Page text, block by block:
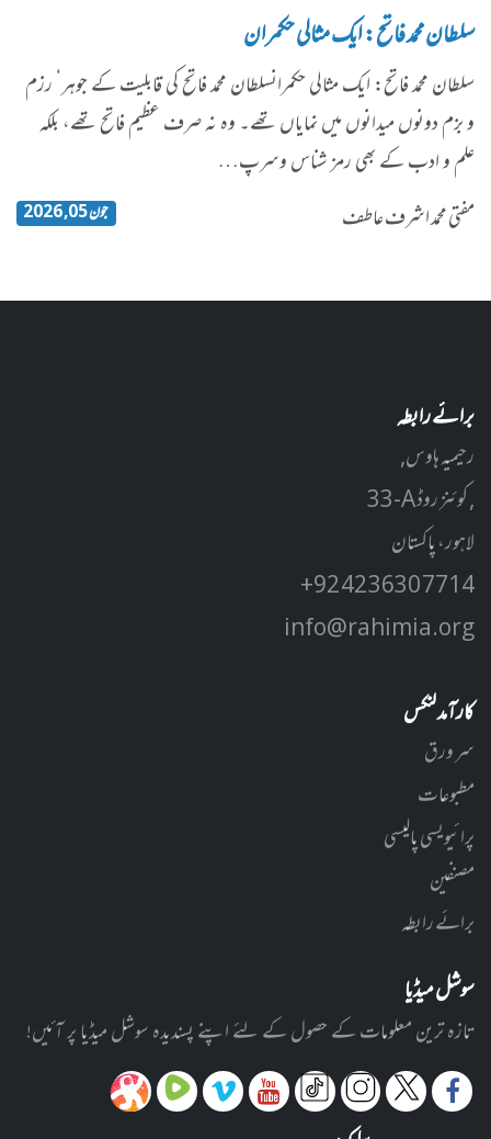
سلطان محمد فاتح: ایک مثالی حکمران
​سلطان محمد فاتح: ایک مثالی حکمرانسلطان محمد فاتح کی قابلیت کے جوہر‘ رزم
و بزم دونوں میدانوں میں نمایاں تھے۔ وہ نہ صرف عظیم فاتح تھے، بلکہ
علم و ادب کے بھی رمز شناس وسرپ…
مفتی محمد اشرف عاطف
جون 05, 2026
برائے رابطہ
رحیمیہ ہاوس,
33-A کوئنز روڈ ,
لاہور، پاکستان
+92 42 3630 7714
info@rahimia.org
کارآمد لنکس
سر ورق
مطبوعات
پرائیویسی پالیسی
مصنفین
برائے رابطہ
سوشل میڈیا
تازہ ترین معلومات کے حصول کے لئے اپنے پسندیدہ سوشل میڈیا پر آئیں!